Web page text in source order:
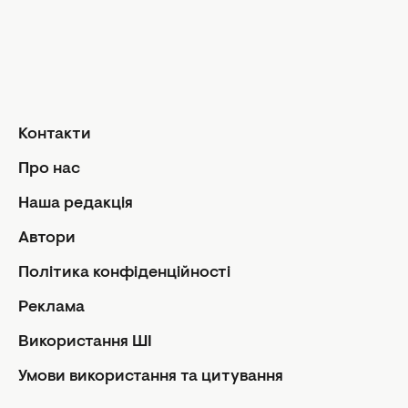
Контакти
Про нас
Наша редакція
Автори
Політика конфіденційності
Реклама
Використання ШІ
Умови використання та цитування
Здоров'я
Автори